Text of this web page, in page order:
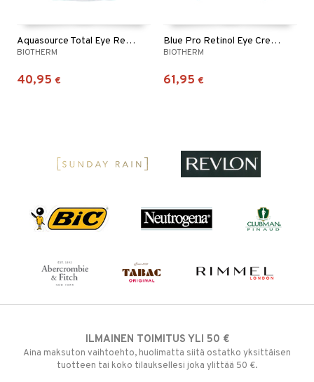
Aquasource Total Eye Revitalizer
BIOTHERM
40,95 €
Blue Pro Retinol Eye Cream
BIOTHERM
61,95 €
ILMAINEN TOIMITUS YLI 50 €
Aina maksuton vaihtoehto, huolimatta siitä ostatko yksittäisen
tuotteen tai koko tilauksellesi joka ylittää 50 €.